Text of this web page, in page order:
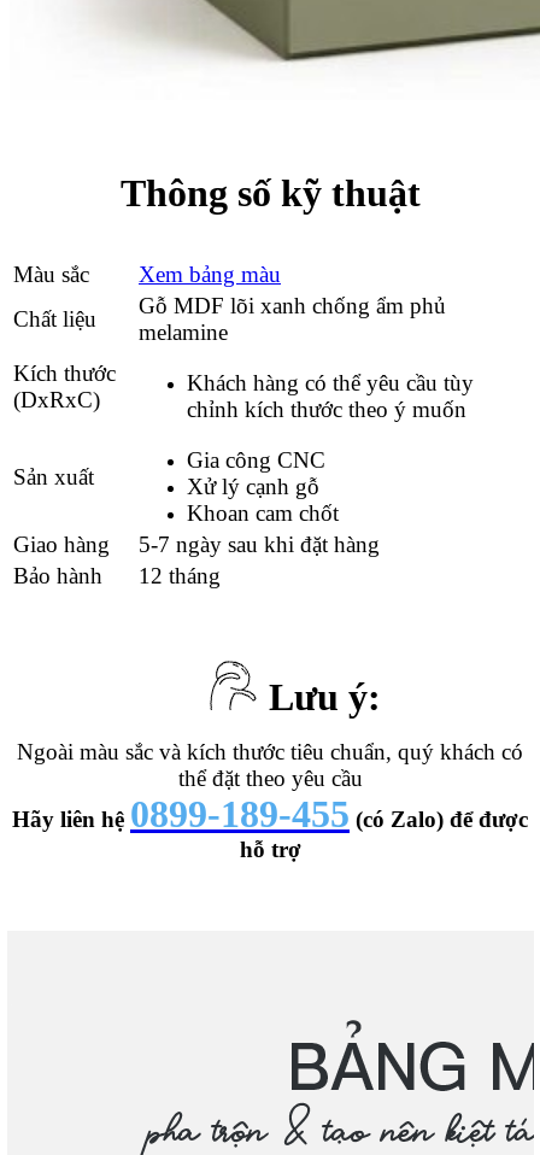
Thông số kỹ thuật
Màu sắc
Xem bảng màu
Chất liệu
Gỗ MDF lõi xanh chống ẩm phủ
melamine
Kích thước
(DxRxC)
Khách hàng có thể yêu cầu tùy
chỉnh kích thước theo ý muốn
Sản xuất
Gia công CNC
Xử lý cạnh gỗ
Khoan cam chốt
Giao hàng
5-7 ngày sau khi đặt hàng
Bảo hành
12 tháng
Lưu ý:
Ngoài màu sắc và kích thước tiêu chuẩn, quý khách có
thể đặt theo yêu cầu
Hãy liên hệ 0899-189-455 (có Zalo) để được
hỗ trợ